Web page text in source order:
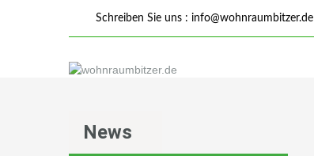
Schreiben Sie uns : info@wohnraumbitzer.de
News